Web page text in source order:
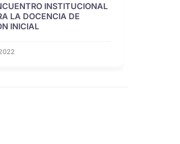
INSTITUCIONAL
LA DOCENCIA DE
INICIAL